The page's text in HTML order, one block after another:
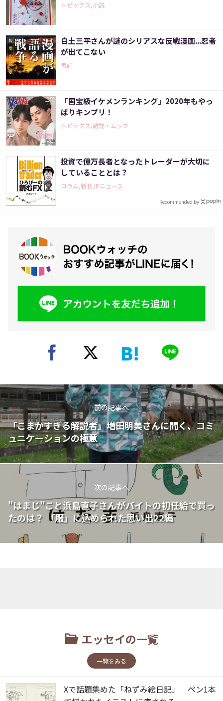
トピックス,小説
白土三平さんが謎のシリアスな反戦漫画...忍者
が出てこない
書評
「国宝級イケメンランキング」2020年もやっ
ぱりキンプリ！
トピックス,雑誌・ムック
投資で億万長者となったトレーダーが大切に
していることとは？
コラム,新刊JPニュース
Recommended by
前の記事へ
「こまかすぎる解説者」増田明美さんに聞く、コミ
ュニケーションの極意
次の記事へ
"はまじ"こと浜島直子さんがバイトの初任給で買っ
たのは？ 「服」に込められた思い出22編
エッセイの一覧
一覧をみる
Xで話題集めた「ねずみ絵日記」 ペン1本